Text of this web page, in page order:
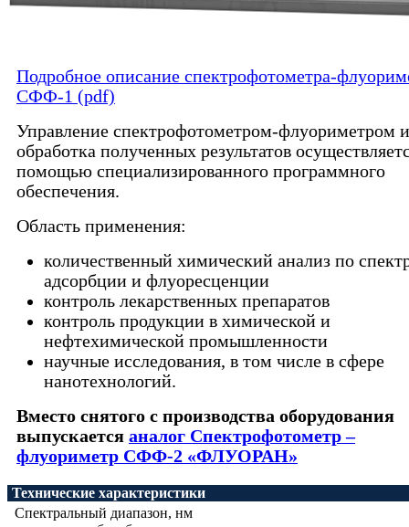
Подробное описание cпектрофотометра-
СФФ-1 (pdf)
Управление спектрофотометром-флуориметром и
обработка полученных результатов
помощью специализированного программного
обеспечения.
Область применения:
количественный химический анализ по
адсорбции и флуоресценции
контроль лекарственных препаратов
контроль продукции в химической и
нефтехимической промышленности
научные исследования, в том числе в сфере
нанотехнологий.
Вместо снятого с производства оборудования
выпускается аналог Спектрофотометр –
флуориметр СФФ-2 «ФЛУОРАН»
Технические характеристики
Спектральный диапазон, нм